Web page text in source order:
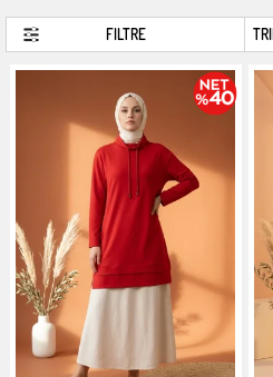
FILTRE